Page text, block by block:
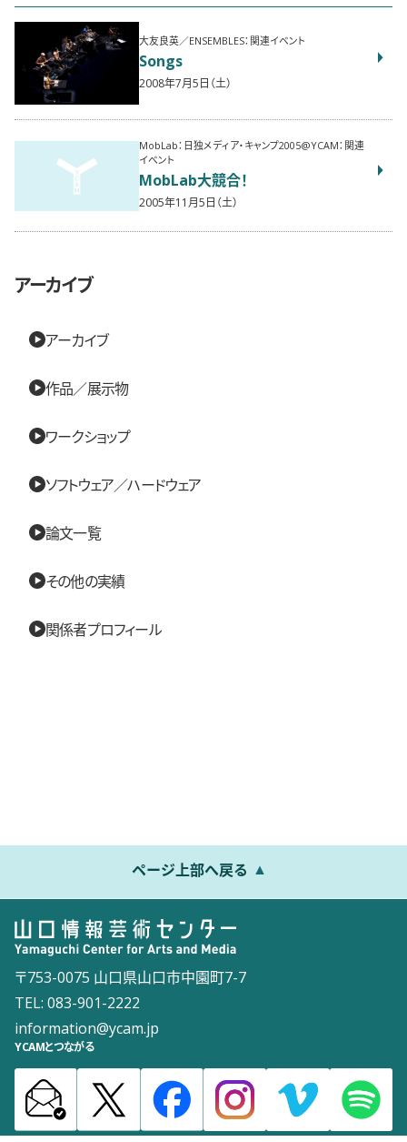
大友良英／ENSEMBLES：関連イベント
Songs
2008年7月5日（土）
MobLab：日独メディア・キャンプ2005@YCAM：関連
イベント
MobLab大競合！
2005年11月5日（土）
アーカイブ
アーカイブ
作品／展示物
ワークショップ
ソフトウェア／ハードウェア
論文一覧
その他の実績
関係者プロフィール
ページ上部へ戻る
〒753-0075 山口県山口市中園町7-7
TEL: 083-901-2222
information@ycam.jp
YCAMとつながる